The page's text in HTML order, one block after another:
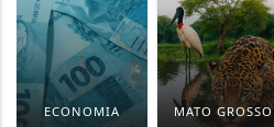
ECONOMIA MATO GROSSO